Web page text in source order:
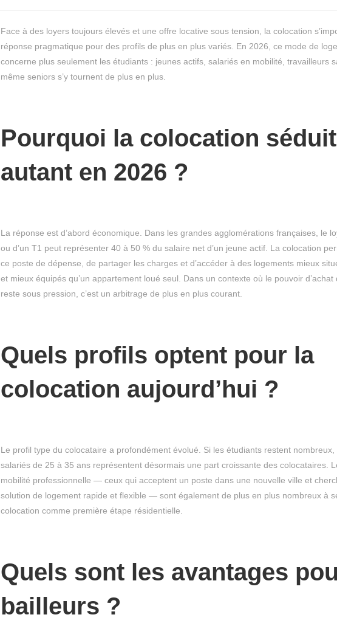
Face à des loyers toujours élevés et une offre locative sous tension, la colocation
réponse pragmatique pour des profils de plus en plus variés. En 2026, ce mode de
concerne plus seulement les étudiants : jeunes actifs, salariés en mobilité, travailleurs
même seniors s’y tournent de plus en plus.
Pourquoi la colocation
autant en 2026 ?
La réponse est d’abord économique. Dans les grandes agglomérations françaises, le
ou d’un T1 peut représenter 40 à 50 % du salaire net d’un jeune actif. La colocation
ce poste de dépense, de partager les charges et d’accéder à des logements mieux
et mieux équipés qu’un appartement loué seul. Dans un contexte où le pouvoir d’achat
reste sous pression, c’est un arbitrage de plus en plus courant.
Quels profils optent pour la
colocation aujourd’hui ?
Le profil type du colocataire a profondément évolué. Si les étudiants restent nombreux,
salariés de 25 à 35 ans représentent désormais une part croissante des colocataires.
mobilité professionnelle — ceux qui acceptent un poste dans une nouvelle ville et
solution de logement rapide et flexible — sont également de plus en plus nombreux à
colocation comme première étape résidentielle.
Quels sont les avantages
bailleurs ?